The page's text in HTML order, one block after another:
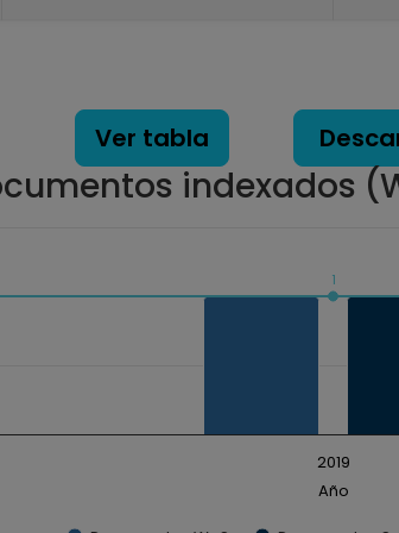
Ver tabla
indexados
Data ranges from 1 to 1.
Año
1
2019